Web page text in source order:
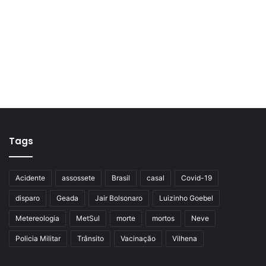
Tags
Acidente assossete Brasil casal Covid-19
disparo Geada Jair Bolsonaro Luizinho Goebel
Metereologia MetSul morte mortos Neve
Policia Militar Trânsito Vacinação Vilhena